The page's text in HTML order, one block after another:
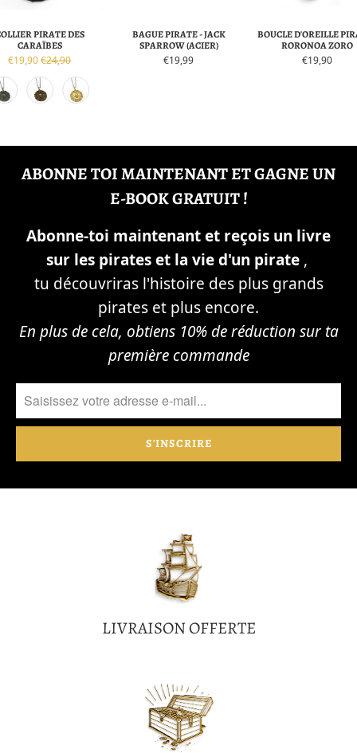
PIRATE DES
CARAÏBES
€19,90€24,90
BAGUE PIRATE - JACK
SPARROW (ACIER)
€19,99
BOUCLE D'OREILLE
RORONOA ZORO
€19,90
ABONNE TOI MAINTENANT ET GAGNE UN
E-BOOK GRATUIT !
Abonne-toi maintenant et reçois un livre
sur les pirates et la vie d'un pirate,
tu découvriras l'histoire des plus grands
pirates et plus encore.
En plus de cela, obtiens 10% de réduction sur ta
première commande
LIVRAISON OFFERTE